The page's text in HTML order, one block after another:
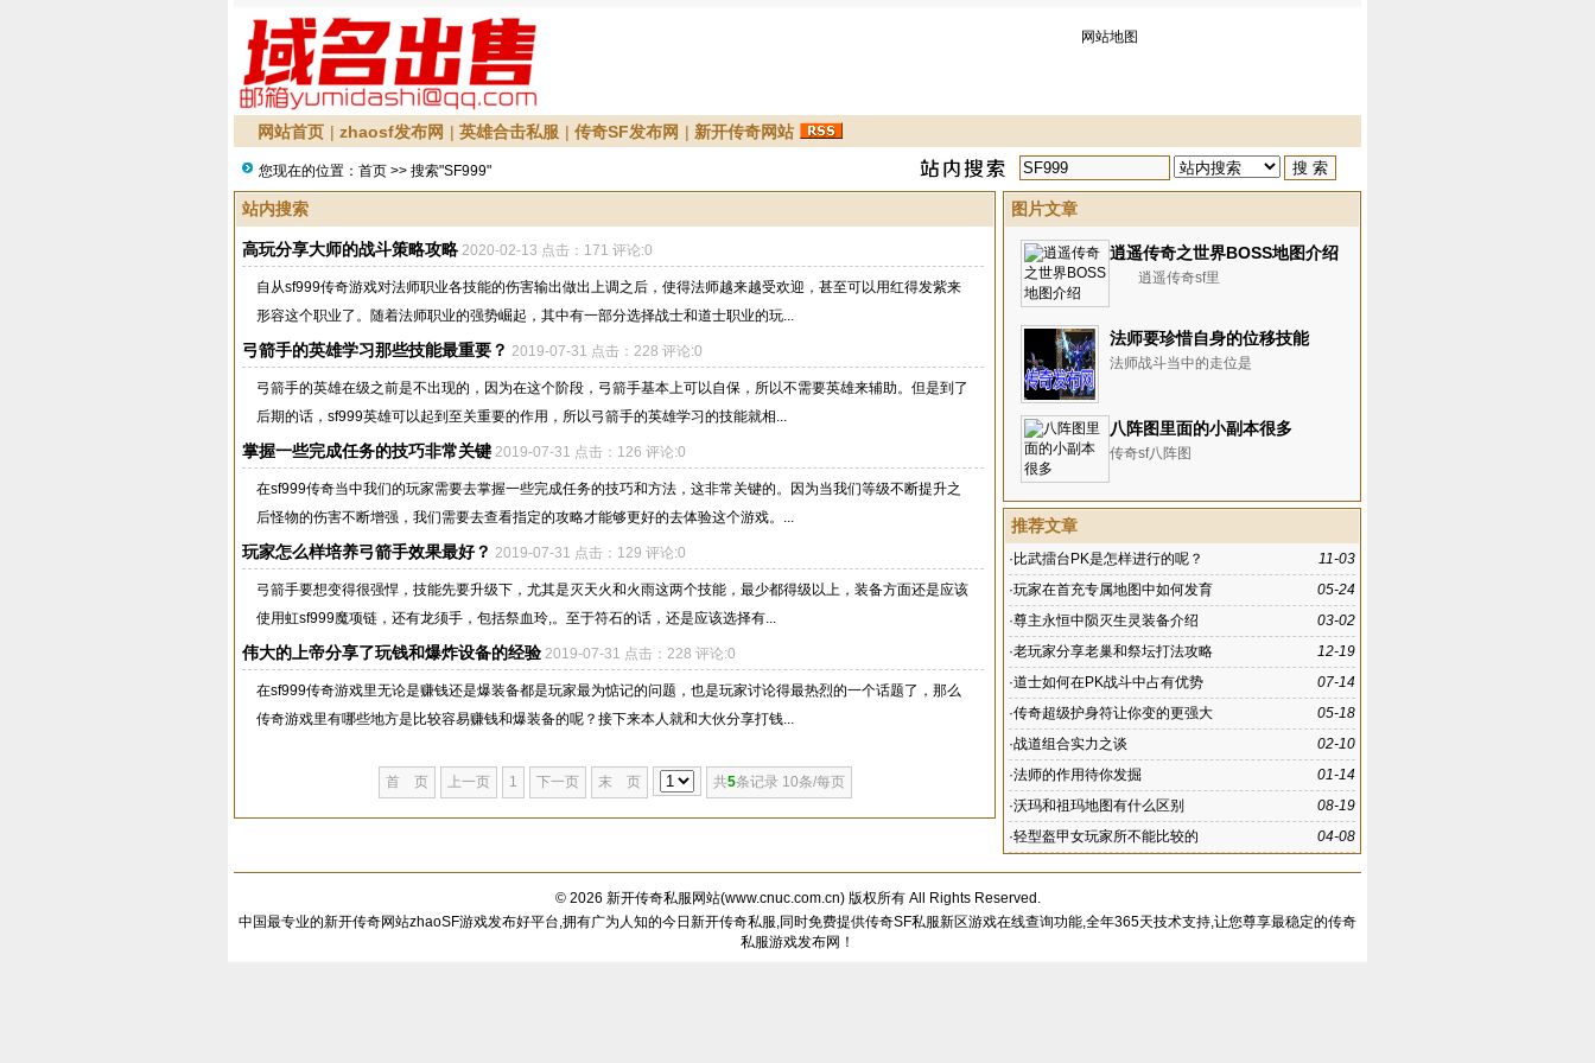
网站地图
网站首页 | zhaosf发布网 | 英雄合击私服 | 传奇SF发布网 | 新开传奇网站
您现在的位置： 首页 >> 搜索"SF999"
站内搜索
高玩分享大师的战斗策略攻略 2020-02-13 点击：171 评论:0
自从sf999传奇游戏对法师职业各技能的伤害输出做出上调之后，使得法师越来越受欢迎，甚至可以用红得发紫来
形容这个职业了。随着法师职业的强势崛起，其中有一部分选择战士和道士职业的玩...
弓箭手的英雄学习那些技能最重要？ 2019-07-31 点击：228 评论:0
弓箭手的英雄在级之前是不出现的，因为在这个阶段，弓箭手基本上可以自保，所以不需要英雄来辅助。但是到了
后期的话，sf999英雄可以起到至关重要的作用，所以弓箭手的英雄学习的技能就相...
掌握一些完成任务的技巧非常关键 2019-07-31 点击：126 评论:0
在sf999传奇当中我们的玩家需要去掌握一些完成任务的技巧和方法，这非常关键的。因为当我们等级不断提升之
后怪物的伤害不断增强，我们需要去查看指定的攻略才能够更好的去体验这个游戏。...
玩家怎么样培养弓箭手效果最好？ 2019-07-31 点击：129 评论:0
弓箭手要想变得很强悍，技能先要升级下，尤其是灭天火和火雨这两个技能，最少都得级以上，装备方面还是应该
使用虹sf999魔项链，还有龙须手，包括祭血玲,。至于符石的话，还是应该选择有...
伟大的上帝分享了玩钱和爆炸设备的经验 2019-07-31 点击：228 评论:0
在sf999传奇游戏里无论是赚钱还是爆装备都是玩家最为惦记的问题，也是玩家讨论得最热烈的一个话题了，那么
传奇游戏里有哪些地方是比较容易赚钱和爆装备的呢？接下来本人就和大伙分享打钱...
首 页 上一页 1 下一页 末 页 共5条记录 10条/每页
图片文章
逍遥传奇之世界BOSS地图介绍
逍遥传奇sf里
法师要珍惜自身的位移技能
法师战斗当中的走位是
八阵图里面的小副本很多
传奇sf八阵图
推荐文章
11-03
· 比武擂台PK是怎样进行的呢？
05-24
·玩家在首充专属地图中如何发育
03-02
·尊主永恒中陨灭生灵装备介绍
12-19
·老玩家分享老巢和祭坛打法攻略
07-14
·道士如何在PK战斗中占有优势
05-18
·传奇超级护身符让你变的更强大
02-10
·战道组合实力之谈
01-14
·法师的作用待你发掘
08-19
·沃玛和祖玛地图有什么区别
04-08
·轻型盔甲女玩家所不能比较的
© 2026 新开传奇私服网站(www.cnuc.com.cn) 版权所有 All Rights Reserved.
中国最专业的新开传奇网站zhaoSF游戏发布好平台,拥有广为人知的今日新开传奇私服,同时免费提供传奇SF私服新区游戏在线查询功能,全年365天技术支持,让您尊享最稳定的传奇
私服游戏发布网！